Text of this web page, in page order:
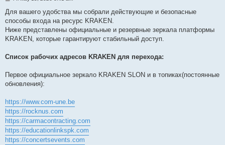
s
Для вашего удобства мы собрали действующие и безопасные
способы входа на ресурс KRAKEN.
Ниже представлены официальные и резервные зеркала платформы
KRAKEN, которые гарантируют стабильный доступ.
Список рабочих адресов KRAKEN для перехода:
Первое официальное зеркало KRAKEN SLON и в топиках(постоянные
обновления):
https://www.com-une.be
https://rocknus.com
https://carmacontracting.com
https://educationlinkspk.com
https://concertsevents.com